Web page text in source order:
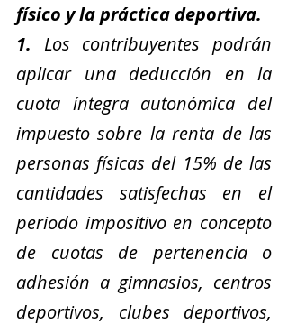
físico y la práctica deportiva.
1. Los contribuyentes podrán
aplicar una deducción en la
cuota íntegra autonómica del
impuesto sobre la renta de las
personas físicas del 15% de las
cantidades satisfechas en el
periodo impositivo en concepto
de cuotas de pertenencia o
adhesión a gimnasios, centros
deportivos, clubes deportivos,